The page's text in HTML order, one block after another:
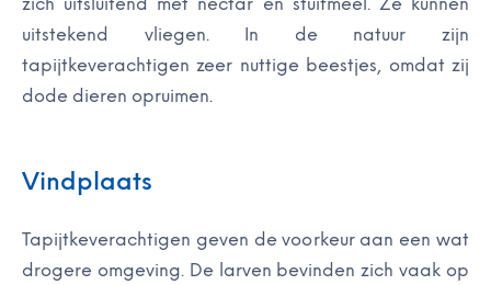
zich uitsluitend met nectar en stuifmeel. Ze kunnen
uitstekend vliegen. In de natuur zijn
tapijtkeverachtigen zeer nuttige beestjes, omdat zij
dode dieren opruimen.
Vindplaats
Tapijtkeverachtigen geven de voorkeur aan een wat
drogere omgeving. De larven bevinden zich vaak op